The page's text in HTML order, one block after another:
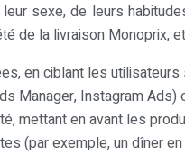
sexe, de leurs
de la livraison Monoprix,
en ciblant les
Manager, Instagram
mettant en avant les
(par exemple, un dîner